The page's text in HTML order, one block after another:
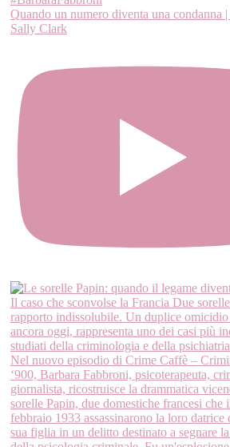
Quando un numero diventa una condanna
Sally Clark